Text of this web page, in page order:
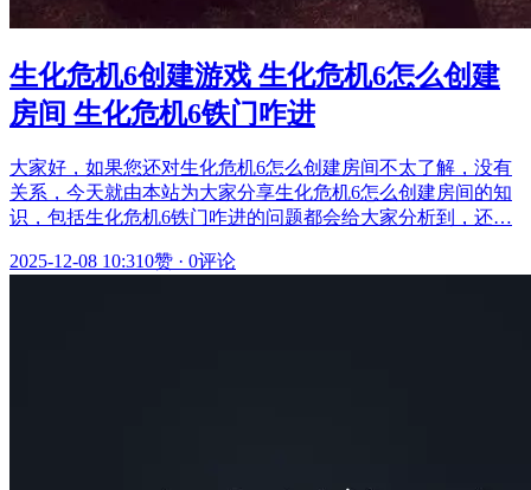
生化危机6创建游戏 生化危机6怎么创建
房间 生化危机6铁门咋进
大家好，如果您还对生化危机6怎么创建房间不太了解，没有
关系，今天就由本站为大家分享生化危机6怎么创建房间的知
识，包括生化危机6铁门咋进的问题都会给大家分析到，还…
2025-12-08 10:310赞 · 0评论